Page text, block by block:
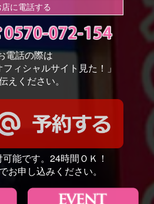
店に電話する
電話の際は
フィシャルサイト見た！」
えください。
能です。24時間ＯＫ！
お申し込みください。